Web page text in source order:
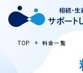
TOP 料金一覧